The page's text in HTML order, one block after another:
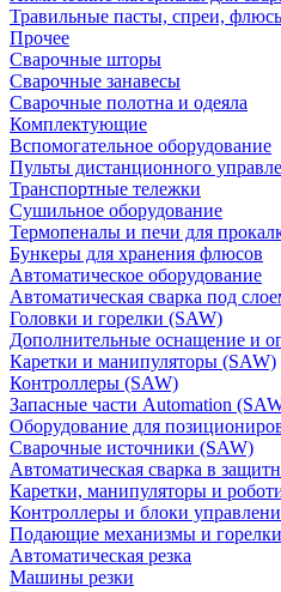
Травильные пасты, спреи,
Прочее
Сварочные шторы
Сварочные занавесы
Сварочные полотна и одеяла
Комплектующие
Вспомогательное оборудование
Пульты дистанционного
Транспортные тележки
Сушильное оборудование
Термопеналы и печи для
Бункеры для хранения флюсов
Автоматическое оборудование
Автоматическая сварка под
Головки и горелки (SAW)
Дополнительные оснащение и
Каретки и манипуляторы (SAW)
Контроллеры (SAW)
Запасные части Automation
Оборудование для
Сварочные источники (SAW)
Автоматическая сварка в
Каретки, манипуляторы и
Контроллеры и блоки
Подающие механизмы и
Автоматическая резка
Машины резки